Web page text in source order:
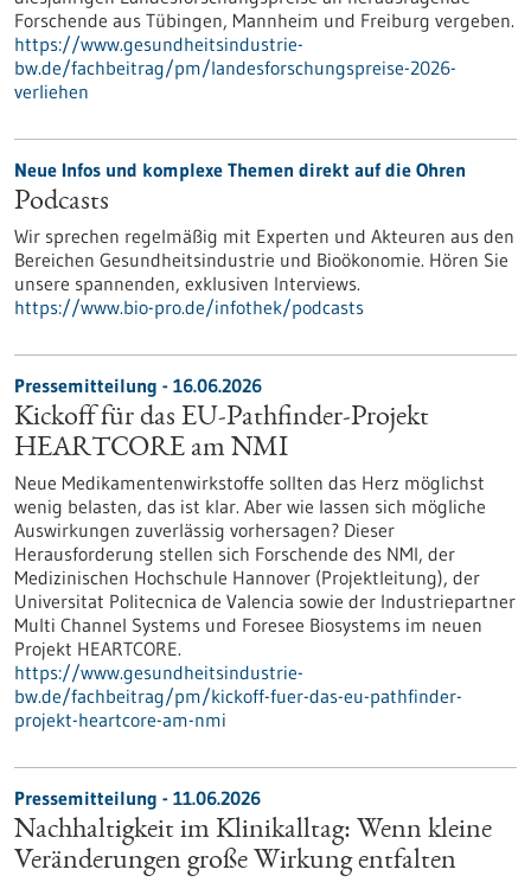
Forschende aus Tübingen, Mannheim und Freiburg vergeben.
https://www.gesundheitsindustrie-
bw.de/fachbeitrag/pm/landesforschungspreise-2026-
verliehen
Neue Infos und komplexe Themen direkt auf die Ohren
Podcasts
Wir sprechen regelmäßig mit Experten und Akteuren aus den
Bereichen Gesundheitsindustrie und Bioökonomie. Hören Sie
unsere spannenden, exklusiven Interviews.
https://www.bio-pro.de/infothek/podcasts
Pressemitteilung - 16.06.2026
Kickoff für das EU-Pathfinder-Projekt
HEARTCORE am NMI
Neue Medikamentenwirkstoffe sollten das Herz möglichst
wenig belasten, das ist klar. Aber wie lassen sich mögliche
Auswirkungen zuverlässig vorhersagen? Dieser
Herausforderung stellen sich Forschende des NMI, der
Medizinischen Hochschule Hannover (Projektleitung), der
Universitat Politecnica de Valencia sowie der Industriepartner
Multi Channel Systems und Foresee Biosystems im neuen
Projekt HEARTCORE.
https://www.gesundheitsindustrie-
bw.de/fachbeitrag/pm/kickoff-fuer-das-eu-pathfinder-
projekt-heartcore-am-nmi
Pressemitteilung - 11.06.2026
Nachhaltigkeit im Klinikalltag: Wenn kleine
Veränderungen große Wirkung entfalten